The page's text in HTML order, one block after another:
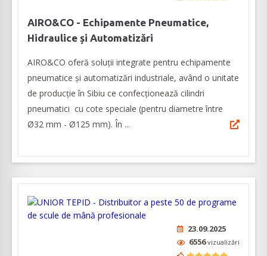
AIRO&CO - Echipamente Pneumatice,
Hidraulice și Automatizări
AIRO&CO oferă soluții integrate pentru echipamente
pneumatice și automatizări industriale, având o unitate
de producție în Sibiu ce confecționează cilindri
pneumatici cu cote speciale (pentru diametre între
Ø32 mm - Ø125 mm). În ...
23.09.2025
6556vizualizări